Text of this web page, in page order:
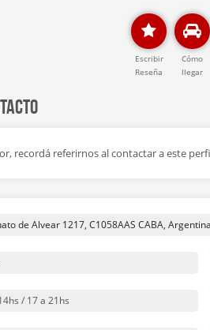
Escribir
Reseña
Cómo
llegar
recordá referirnos al contactar a este
de Alvear 1217, C1058AAS CABA, Argentina
/ 17 a 21hs